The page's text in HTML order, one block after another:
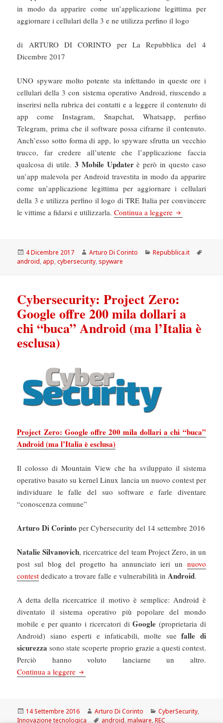
in modo da apparire come un’applicazione legittima per
aggiornare i cellulari della 3 e ne utilizza perfino il logo
di ARTURO DI CORINTO per La Repubblica del 4
Dicembre 2017
UNO spyware molto potente sta infettando in queste ore i
cellulari della 3 con sistema operativo Android, riuscendo a
inserirsi nella rubrica dei contatti e a leggere il contenuto di
app come Instagram, Snapchat, Whatsapp, perfino
Telegram, prima che il software possa cifrarne il contenuto.
Anch’esso sotto forma di app, lo spyware sfrutta un vecchio
trucco, far credere all’utente che l’applicazione faccia
qualcosa di utile. 3 Mobile Updaterè però in questo caso
un’app malevola per Android travestita in modo da apparire
come un’applicazione legittima per aggiornare i cellulari
della 3 e utilizza perfino il logo di TRE Italia per convincere
le vittime a fidarsi e utilizzarla.Continua a leggere La
Scritto
il
4 Dicembre 2017 Autore
Arturo Di Corinto Categorie
Repubblica.it
android, app,cybersecurity, spyware
Cybersecurity: Project Zero:
Google offre 200 mila dollari a
chi “buca” Android (ma l’Italia è
esclusa)
Project Zero: Google offre 200 mila dollari a chi “buca”
Android (ma l’Italia è esclusa)
Il colosso di Mountain View che ha sviluppato il sistema
operativo basato su kernel Linux lancia un nuovo contest per
individuare le falle del suo software e farle diventare
“conoscenza comune”
Arturo Di Corinto per Cybersecurity del 14 settembre 2016
Natalie Silvanovich, ricercatrice del team Project Zero, in un
post sul blog del progetto ha annunciato ieri un nuovo
contest dedicato a trovare falle e vulnerabilità inAndroid.
A detta della ricercatrice il motivo è semplice: Android è
diventato il sistema operativo più popolare del mondo
mobile e per quanto i ricercatori diGoogle (proprietaria di
Android) siano esperti e infaticabili, molte suefalle di
sicurezza sono state scoperte proprio grazie a questi contest.
Perciò hanno voluto lanciarne un altro.
Continua a leggere Cybersecurity: Project Zero: Google offre
Scritto
il
14 Settembre 2016 Autore
Arturo Di Corinto Categorie
CyberSecurity,
Innovazione tecnologica
Tag
android,malware,REC